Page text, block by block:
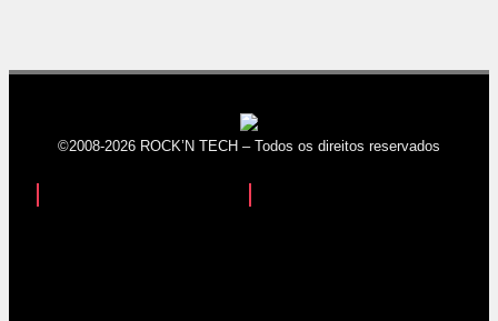
©2008-2026 ROCK’N TECH – Todos os direitos reservados